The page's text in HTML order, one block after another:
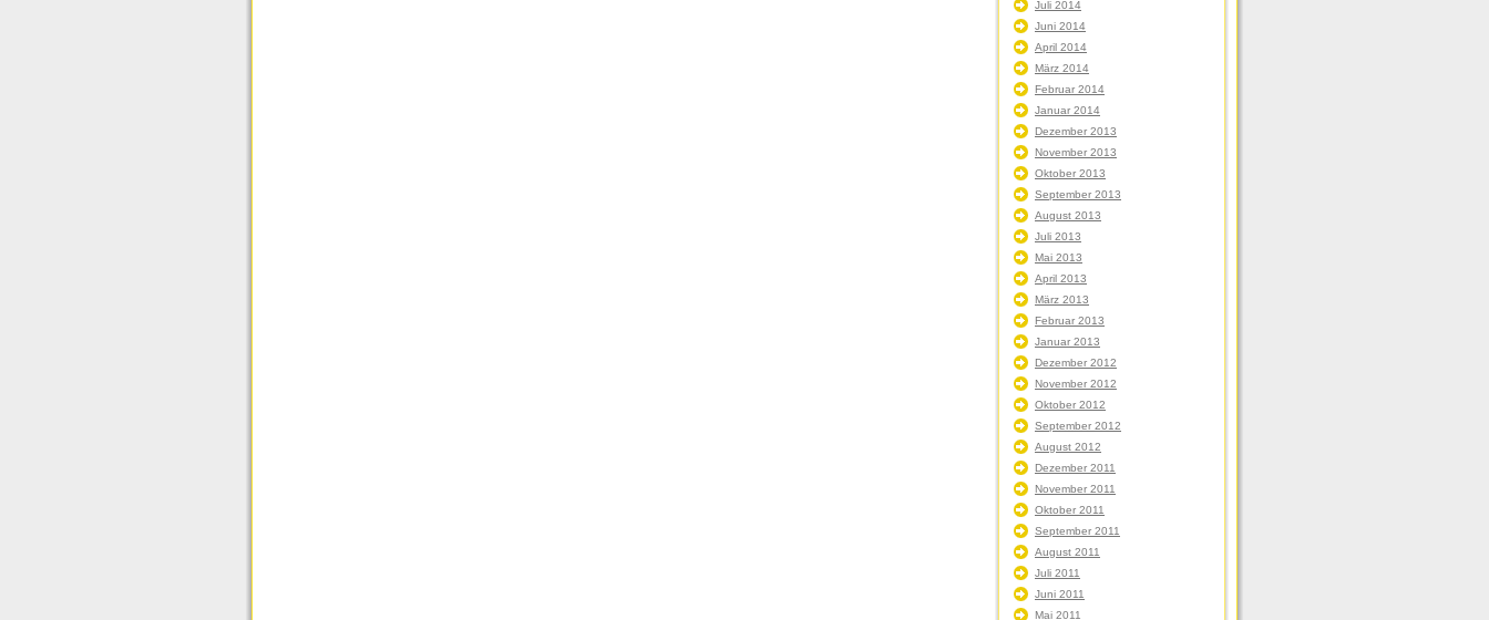
Juli 2014
Juni 2014
April 2014
März 2014
Februar 2014
Januar 2014
Dezember 2013
November 2013
Oktober 2013
September 2013
August 2013
Juli 2013
Mai 2013
April 2013
März 2013
Februar 2013
Januar 2013
Dezember 2012
November 2012
Oktober 2012
September 2012
August 2012
Dezember 2011
November 2011
Oktober 2011
September 2011
August 2011
Juli 2011
Juni 2011
Mai 2011